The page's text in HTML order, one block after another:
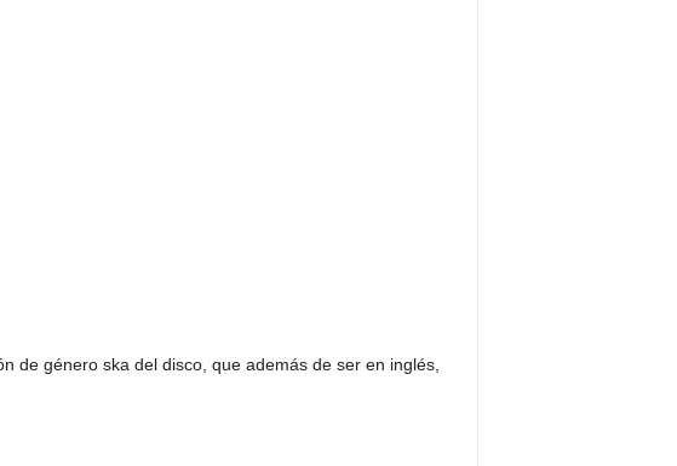
de género ska del disco, que además de ser en inglés,